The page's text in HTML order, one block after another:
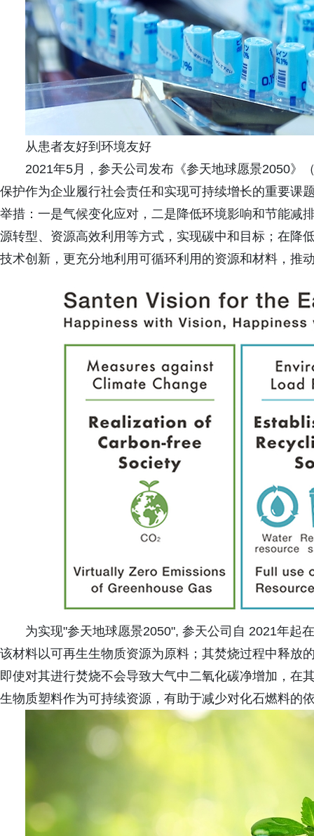
从患者友好到环境友好
2021年5月，参天公司发布《参天地球愿景2050》
保护作为企业履行社会责任和实现可持续增长的重要课
举措：一是气候变化应对，二是降低环境影响和节能减
源转型、资源高效利用等方式，实现碳中和目标；在降
技术创新，更充分地利用可循环利用的资源和材料，推
为实现"参天地球愿景2050", 参天公司自 2021年起
该材料以可再生生物质资源为原料；其焚烧过程中释放
即使对其进行焚烧不会导致大气中二氧化碳净增加，在
生物质塑料作为可持续资源，有助于减少对化石燃料的